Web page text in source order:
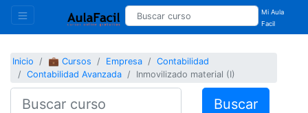
Mi Aula
Facil
Inicio 💼 Cursos Empresa
Contabilidad
Contabilidad Avanzada
Inmovilizado material (I)
Buscar